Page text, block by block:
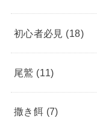
初心者必見 (18)
尾鷲 (11)
撒き餌 (7)